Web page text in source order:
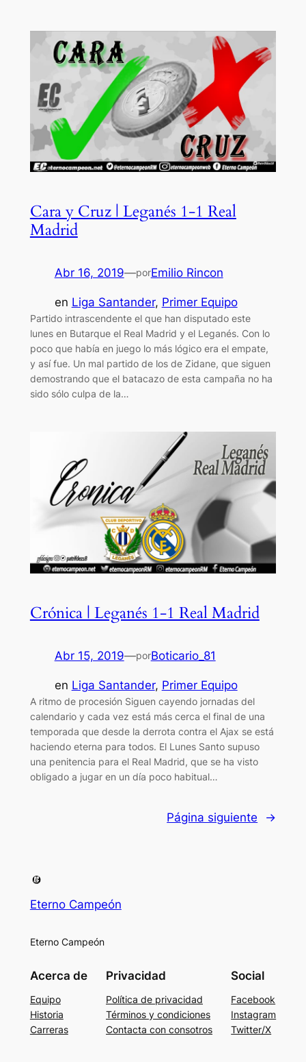
Cara y Cruz | Leganés 1-1 Real
Madrid
Abr 16, 2019—porEmilio Rincon
en Liga Santander, Primer Equipo
Partido intrascendente el que han disputado este
lunes en Butarque el Real Madrid y el Leganés. Con lo
poco que había en juego lo más lógico era el empate,
y así fue. Un mal partido de los de Zidane, que siguen
demostrando que el batacazo de esta campaña no ha
sido sólo culpa de la…
Crónica | Leganés 1-1 Real Madrid
Abr 15, 2019—porBoticario_81
en Liga Santander, Primer Equipo
A ritmo de procesión Siguen cayendo jornadas del
calendario y cada vez está más cerca el final de una
temporada que desde la derrota contra el Ajax se está
haciendo eterna para todos. El Lunes Santo supuso
una penitencia para el Real Madrid, que se ha visto
obligado a jugar en un día poco habitual…
Página siguiente →
Eterno Campeón
Eterno Campeón
Acerca de
Equipo
Historia
Carreras
Privacidad
Política de privacidad
Términos y condiciones
Contacta con consotros
Social
Facebook
Instagram
Twitter/X